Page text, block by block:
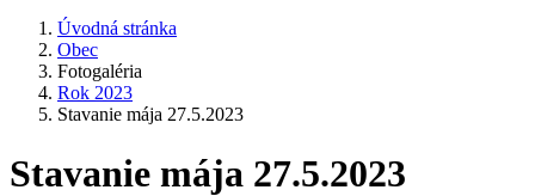
Úvodná stránka
Obec
Fotogaléria
Rok 2023
Stavanie mája 27.5.2023
Stavanie mája 27.5.2023